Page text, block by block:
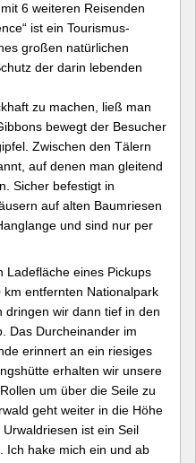
6 weiteren Reisenden
ist ein Tourismus-
großen natürlichen
der darin lebenden
zu machen, ließ man
bewegt der Besucher
Zwischen den Tälern
auf denen man gleitend
Sicher befestigt in
auf alten Baumriesen
und sind nur per
Ladefläche eines Pickups
entfernten Nationalpark
dringen wir dann tief in den
Das Durcheinander im
erinnert an ein riesiges
erhalten wir unsere
um über die Seile zu
geht weiter in die Höhe
ist ein Seil
Ich hake mich ein und ab